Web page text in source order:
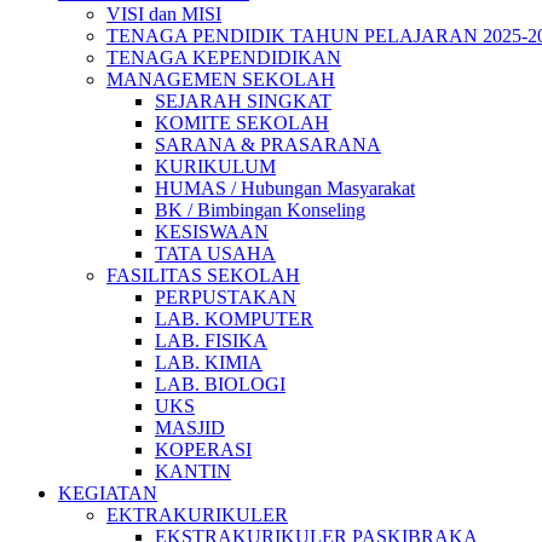
VISI dan MISI
TENAGA PENDIDIK TAHUN PELAJARAN 2025-
TENAGA KEPENDIDIKAN
MANAGEMEN SEKOLAH
SEJARAH SINGKAT
KOMITE SEKOLAH
SARANA & PRASARANA
KURIKULUM
HUMAS / Hubungan Masyarakat
BK / Bimbingan Konseling
KESISWAAN
TATA USAHA
FASILITAS SEKOLAH
PERPUSTAKAN
LAB. KOMPUTER
LAB. FISIKA
LAB. KIMIA
LAB. BIOLOGI
UKS
MASJID
KOPERASI
KANTIN
KEGIATAN
EKTRAKURIKULER
EKSTRAKURIKULER PASKIBRAKA